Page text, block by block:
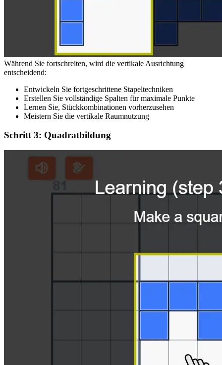
Während Sie fortschreiten, wird die vertikale Ausrichtung
entscheidend:
Entwickeln Sie fortgeschrittene Stapeltechniken
Erstellen Sie vollständige Spalten für maximale Punkte
Lernen Sie, Stückkombinationen vorherzusehen
Meistern Sie die vertikale Raumnutzung
Schritt 3: Quadratbildung